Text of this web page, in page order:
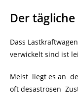
Der
Dass
verwickelt sind ist
Meist liegt es an
oft desaströsen